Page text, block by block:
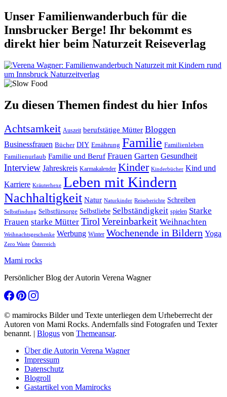
Unser Familienwanderbuch für die
Innsbrucker Berge! Ihr bekommt es
direkt hier beim Naturzeit Reiseverlag
Zu diesen Themen findest du hier Infos
Achtsamkeit Auszeit berufstätige Mütter Bloggen
Businessfrauen Bücher DIY Ernährung Familie Familienleben
Familienurlaub Familie und Beruf Frauen Garten Gesundheit
Interview Jahreskreis Karmakalender Kinder Kinderbücher Kind und
Karriere Kräuterhexe Leben mit Kindern
Nachhaltigkeit Natur Naturkinder Reiseberichte Schreiben
Selbstfindung Selbstfürsorge Selbstliebe Selbständigkeit spielen Starke
Frauen starke Mütter Tirol Vereinbarkeit Weihnachten
Weihnachtsgeschenke Werbung Winter Wochenende in Bildern Yoga
Zero Waste Österreich
Mami rocks
Persönlicher Blog der Autorin Verena Wagner
© mamirocks Bilder und Texte unterliegen dem Urheberrecht der
Autoren von Mami Rocks. Andernfalls sind Fotografen und Texter
benannt. | Blogus von Themeansar.
Über die Autorin Verena Wagner
Impressum
Datenschutz
Blogroll
Gastartikel von Mamirocks